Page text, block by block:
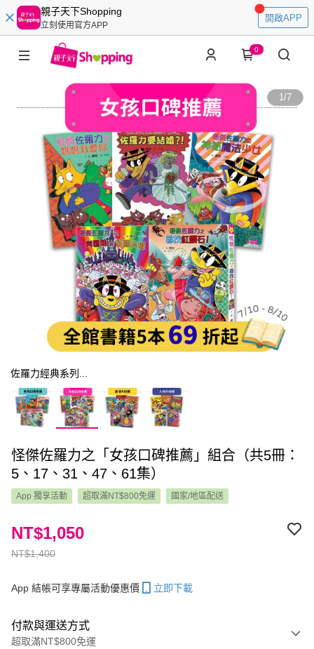
親子天下Shopping
立刻使用官方APP
開啟APP
0
1/7
佐羅力經典系列...
怪傑佐羅力之「女孩口碑推薦」組合（共5冊：
5、17、31、47、61集）
App 獨享活動 超取滿NT$800免運 國家/地區配送
NT$1,400
NT$1,050
App 結帳可享專屬活動優惠價 立即下載
付款與運送方式
超取滿NT$800免運